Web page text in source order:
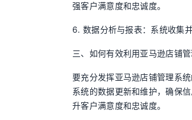
强客户满意度和忠诚度。
6. 数据分析与报表：系统收集
三、如何有效利用亚马逊店铺
要充分发挥亚马逊店铺管理系
系统的数据更新和维护，确保
升客户满意度和忠诚度。